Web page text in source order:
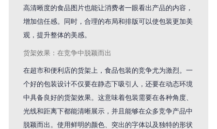
高清晰度的食品图片也能让消费者一眼看出产品的内容，
增加信任感。同时，合理的布局和排版可以使包装更加美
观，提升整体的美感。
货架效果：在竞争中脱颖而出
在超市和便利店的货架上，食品包装的竞争尤为激烈。一
个好的包装设计不仅要在静态下吸引人，还要在动态环境
中具备良好的货架效果。这意味着包装需要在各种角度、
光线和距离下都能清晰展示，并且能够在众多竞争产品中
脱颖而出。使用鲜明的颜色、突出的字体以及独特的形状